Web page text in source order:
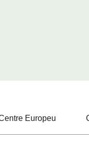
Europeu